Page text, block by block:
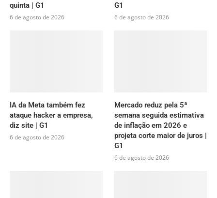
quinta | G1
6 de agosto de 2026
G1
6 de agosto de 2026
IA da Meta também fez
ataque hacker a empresa,
diz site | G1
6 de agosto de 2026
Mercado reduz pela 5ª
semana seguida estimativa
de inflação em 2026 e
projeta corte maior de juros |
G1
6 de agosto de 2026